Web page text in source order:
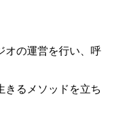
オの運営を行い、呼
きるメソッドを立ち